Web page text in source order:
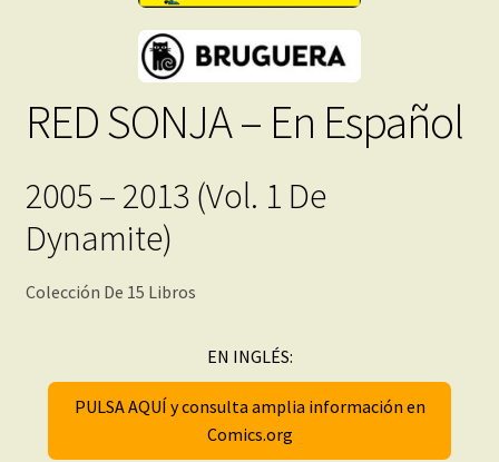
RED SONJA – En Español
2005 – 2013 (Vol. 1 De
Dynamite)
Colección De 15 Libros
EN INGLÉS:
PULSA AQUÍ y consulta amplia información en
Comics.org